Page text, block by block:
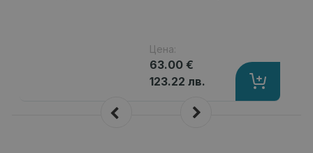
Цена:
63.00 €
123.22 лв.